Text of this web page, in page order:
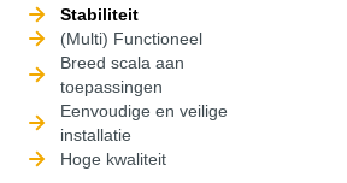
Stabiliteit
(Multi) Functioneel
Breed scala aan
toepassingen
Eenvoudige en veilige
installatie
Hoge kwaliteit